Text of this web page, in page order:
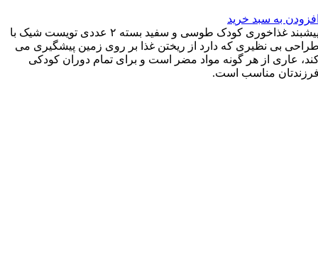
به سبد خرید
پیشبند غذاخوری کودک طوسی و سفید بسته ۲ عددی تویست شیک با
بی نظیری که دارد از ریختن غذا بر روی زمین پیشگیری می
عاری از هر گونه مواد مضر است و برای تمام دوران کودکی
مناسب است.